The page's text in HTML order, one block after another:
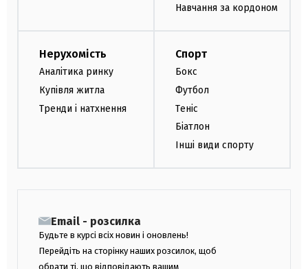
Навчання за кордоном
Нерухомість
Аналітика ринку
Купівля житла
Тренди і натхнення
Спорт
Бокс
Футбол
Теніс
Біатлон
Інші види спорту
Email - розсилка
Будьте в курсі всіх новин і оновлень!
Перейдіть на сторінку наших розсилок, щоб
обрати ті, що відповідають вашим